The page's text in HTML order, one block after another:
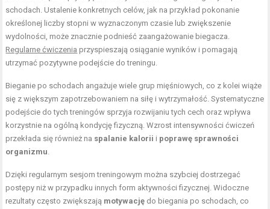
schodach. Ustalenie konkretnych celów, jak na przykład pokonanie
określonej liczby stopni w wyznaczonym czasie lub zwiększenie
wydolności, może znacznie podnieść zaangażowanie biegacza.
Regularne ćwiczenia przyspieszają osiąganie wyników i pomagają
utrzymać pozytywne podejście do treningu.
Bieganie po schodach angażuje wiele grup mięśniowych, co z kolei wiąże
się z większym zapotrzebowaniem na siłę i wytrzymałość. Systematyczne
podejście do tych treningów sprzyja rozwijaniu tych cech oraz wpływa
korzystnie na ogólną kondycję fizyczną. Wzrost intensywności ćwiczeń
przekłada się również na spalanie kalorii i poprawę sprawności
organizmu.
Dzięki regularnym sesjom treningowym można szybciej dostrzegać
postępy niż w przypadku innych form aktywności fizycznej. Widoczne
rezultaty często zwiększają motywację do biegania po schodach, co